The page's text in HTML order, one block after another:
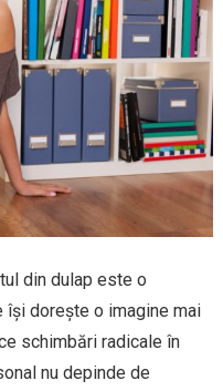
din dulap este o
dorește o imagine mai
schimbări radicale în
nu depinde de